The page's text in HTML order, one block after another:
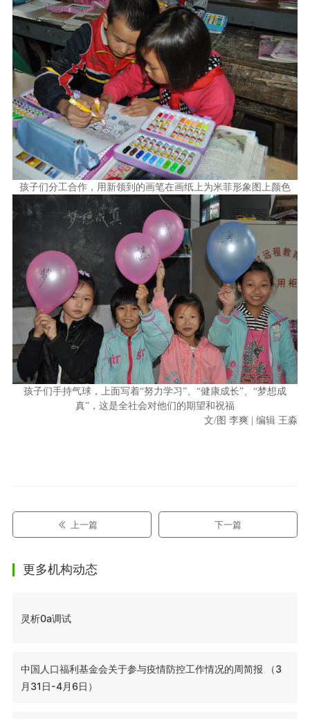
孩子们分工合作，用新领到的画笔在画纸上为米菲形象图上颜色
孩子们手持气球，上面写着“努力学习”、“健康成长”、“梦想成
真”，这是全社会对他们的期望和祝福
文/图 李爽 | 编辑 王淼
上一篇 下一篇
更多机构动态
灵析0a调试
中国人口福利基金会关于参与疫情防控工作情况的周简报 （3
月31日-4月6日）